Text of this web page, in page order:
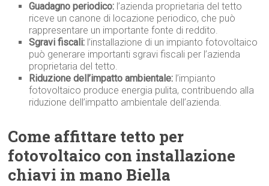
Guadagno periodico: l’azienda proprietaria del tetto
riceve un canone di locazione periodico, che può
rappresentare un importante fonte di reddito.
Sgravi fiscali: l’installazione di un impianto fotovoltaico
può generare importanti sgravi fiscali per l’azienda
proprietaria del tetto.
Riduzione dell’impatto ambientale: l’impianto
fotovoltaico produce energia pulita, contribuendo alla
riduzione dell’impatto ambientale dell’azienda.
Come affittare tetto per
fotovoltaico con installazione
chiavi in mano Biella